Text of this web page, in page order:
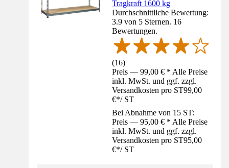
Tragkraft 1600 kg
Durchschnittliche Bewertung:
3.9 von 5 Sternen. 16
Bewertungen.
(16)
Preis — 99,00 € * Alle Preise
inkl. MwSt. und ggf. zzgl.
Versandkosten pro ST99,00
€*/ ST
Bei Abnahme von 15 ST:
Preis — 95,00 € * Alle Preise
inkl. MwSt. und ggf. zzgl.
Versandkosten pro ST95,00
€*/ ST